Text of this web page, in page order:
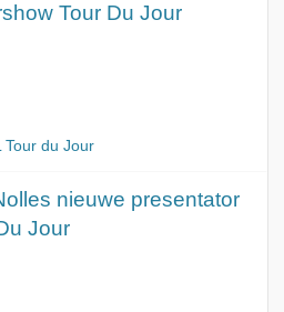
Tour Du Jour
Tour du Jour
nieuwe presentator
Jour